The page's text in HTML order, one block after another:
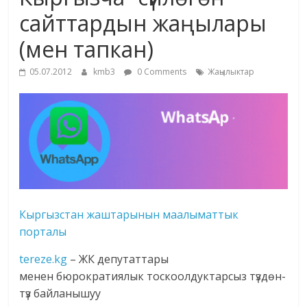
маданияты
жана
адабияты
сайттардын жаңылары
(мен тапкан)
05.07.2012 kmb3 0 Comments Жаңылыктар
Кыргызстан жаштарынын маалыматтык
порталы
tereze.kg – ЖК депутаттары
менен бюрократиялык тоскоолдуктарсыз түздөн-
түз байланышуу